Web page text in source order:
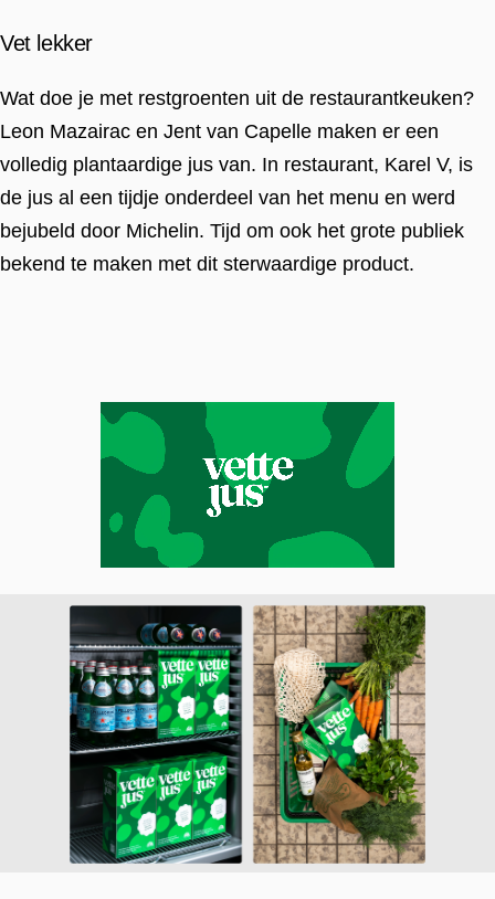
Vet lekker
Wat doe je met restgroenten uit de restaurantkeuken?
Leon Mazairac en Jent van Capelle maken er een
volledig plantaardige jus van. In restaurant, Karel V, is
de jus al een tijdje onderdeel van het menu en werd
bejubeld door Michelin. Tijd om ook het grote publiek
bekend te maken met dit sterwaardige product.